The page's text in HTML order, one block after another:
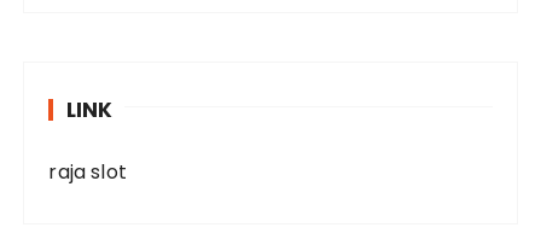
LINK
raja slot